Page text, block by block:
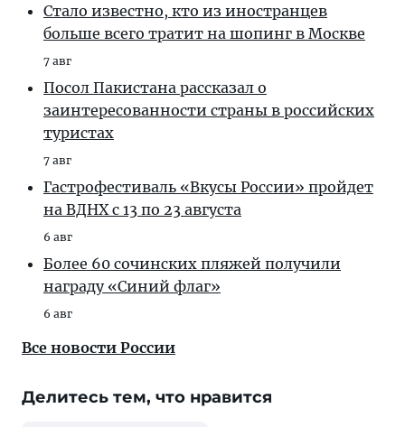
Стало известно, кто из иностранцев
больше всего тратит на шопинг в Москве
7 авг
Посол Пакистана рассказал о
заинтересованности страны в российских
туристах
7 авг
Гастрофестиваль «Вкусы России» пройдет
на ВДНХ с 13 по 23 августа
6 авг
Более 60 сочинских пляжей получили
награду «Синий флаг»
6 авг
Все новости России
Делитесь тем, что нравится